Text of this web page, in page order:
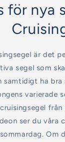
för nya
är det
segel som
samtidigt ha bra
varierade
från
ser du våra
Om